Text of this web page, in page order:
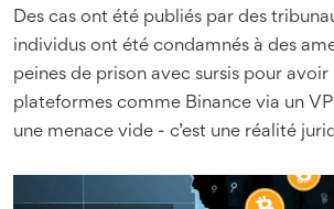
Des cas ont été publiés par des
individus ont été condamnés à des
peines de prison avec sursis pour avoir
plateformes comme Binance via un
une menace vide - c’est une réalité